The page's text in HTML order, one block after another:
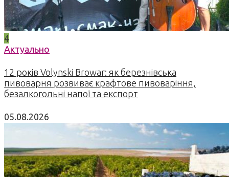
4
Актуально
12 років Volynski Browar: як березнівська
пивоварня розвиває крафтове пивоваріння,
безалкогольні напої та експорт
05.08.2026